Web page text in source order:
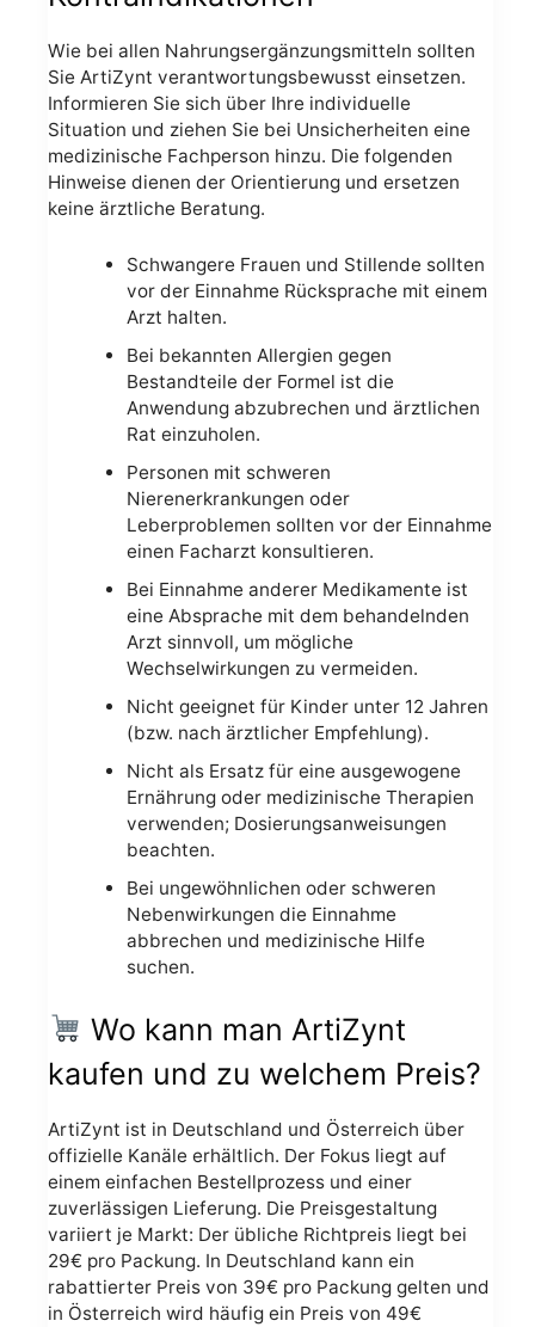
Wie bei allen Nahrungsergänzungsmitteln sollten
Sie ArtiZynt verantwortungsbewusst einsetzen.
Informieren Sie sich über Ihre individuelle
Situation und ziehen Sie bei Unsicherheiten eine
medizinische Fachperson hinzu. Die folgenden
Hinweise dienen der Orientierung und ersetzen
keine ärztliche Beratung.
Schwangere Frauen und Stillende sollten
vor der Einnahme Rücksprache mit einem
Arzt halten.
Bei bekannten Allergien gegen
Bestandteile der Formel ist die
Anwendung abzubrechen und ärztlichen
Rat einzuholen.
Personen mit schweren
Nierenerkrankungen oder
Leberproblemen sollten vor der Einnahme
einen Facharzt konsultieren.
Bei Einnahme anderer Medikamente ist
eine Absprache mit dem behandelnden
Arzt sinnvoll, um mögliche
Wechselwirkungen zu vermeiden.
Nicht geeignet für Kinder unter 12 Jahren
(bzw. nach ärztlicher Empfehlung).
Nicht als Ersatz für eine ausgewogene
Ernährung oder medizinische Therapien
verwenden; Dosierungsanweisungen
beachten.
Bei ungewöhnlichen oder schweren
Nebenwirkungen die Einnahme
abbrechen und medizinische Hilfe
suchen.
Wo kann man ArtiZynt
kaufen und zu welchem Preis?
ArtiZynt ist in Deutschland und Österreich über
offizielle Kanäle erhältlich. Der Fokus liegt auf
einem einfachen Bestellprozess und einer
zuverlässigen Lieferung. Die Preisgestaltung
variiert je Markt: Der übliche Richtpreis liegt bei
29€ pro Packung. In Deutschland kann ein
rabattierter Preis von 39€ pro Packung gelten und
in Österreich wird häufig ein Preis von 49€